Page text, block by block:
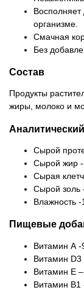
организме.
Смачная
Без
Состав
Продукты
жиры, молоко и
Сырой
Сырой жир -
Сырая
Сырой золь
Влажность -
Пищевые
Витамин А -
Витамин
Витамин Е
Витамин В1